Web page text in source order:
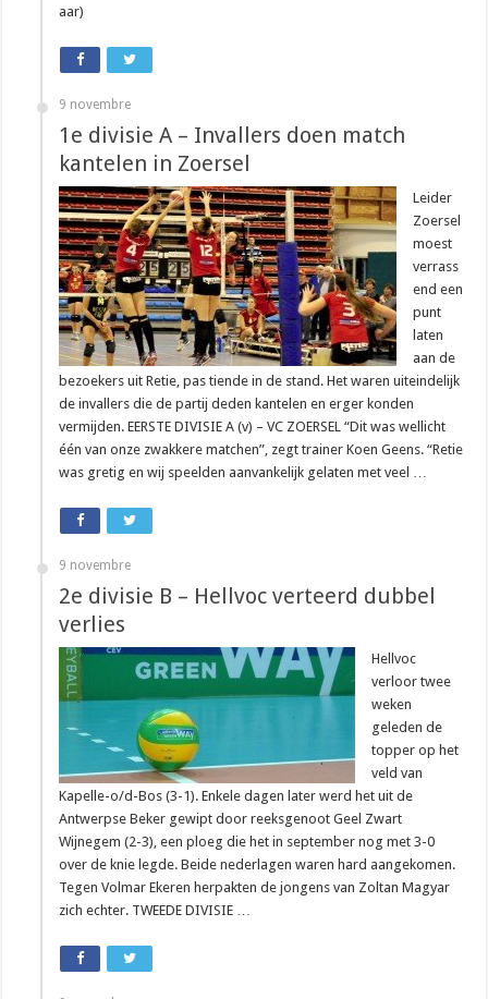
aar)
9 novembre
1e divisie A – Invallers doen match
kantelen in Zoersel
Leider
Zoersel
moest
verrass
end een
punt
laten
aan de
bezoekers uit Retie, pas tiende in de stand. Het waren uiteindelijk
de invallers die de partij deden kantelen en erger konden
vermijden. EERSTE DIVISIE A (v) – VC ZOERSEL “Dit was wellicht
één van onze zwakkere matchen”, zegt trainer Koen Geens. “Retie
was gretig en wij speelden aanvankelijk gelaten met veel …
9 novembre
2e divisie B – Hellvoc verteerd dubbel
verlies
Hellvoc
verloor twee
weken
geleden de
topper op het
veld van
Kapelle-o/d-Bos (3-1). Enkele dagen later werd het uit de
Antwerpse Beker gewipt door reeksgenoot Geel Zwart
Wijnegem (2-3), een ploeg die het in september nog met 3-0
over de knie legde. Beide nederlagen waren hard aangekomen.
Tegen Volmar Ekeren herpakten de jongens van Zoltan Magyar
zich echter. TWEEDE DIVISIE …